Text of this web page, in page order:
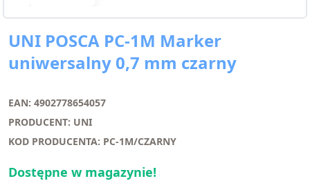
UNI POSCA PC-1M Marker
uniwersalny 0,7 mm czarny
EAN: 4902778654057
PRODUCENT: UNI
KOD PRODUCENTA: PC-1M/CZARNY
Dostępne w magazynie!